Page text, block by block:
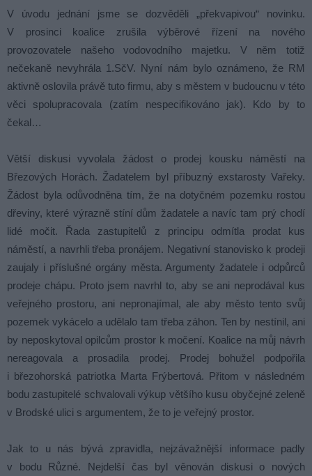
V úvodu jednání jsme se dozvěděli „překvapivou“ novinku.
V prosinci koalice zrušila výběrové řízení na nového
provozovatele našeho vodovodního majetku. V něm totiž
nečekaně nevyhrála 1.SčV. Nyní nám bylo oznámeno, že RM
aktivně oslovila právě tuto firmu, aby s městem v budoucnu v této
věci spolupracovala (zatím nespecifikováno jak). Kdo by to
čekal…
Větší diskusi vyvolala žádost o prodej kousku náměstí na
Březových Horách. Žadatelem byl příbuzný exstarosty Vařeky.
Žádost byla odůvodněna tím, že na dotyčném pozemku rostou
dřeviny, které výrazně stíní dům žadatele a navíc tam prý chodí
lidé močit. Řada zastupitelů z principu odmítla prodat kus
náměstí, a navrhli třeba pronájem. Negativní stanovisko k prodeji
zaujaly i příslušné orgány města. Argumenty žadatele i odpůrců
prodeje chápu. Proto jsem navrhl to, aby se ani neprodával kus
veřejného prostoru, ani nepronajímal, ale aby město tento svůj
pozemek vykácelo a udělalo tam třeba záhon. Ten by nestínil, ani
by neposkytoval opilcům prostor k močení. Koalice na můj návrh
nereagovala a prosadila prodej. Prodej bohužel podpořila
i březohorská patriotka Marta Frýbertová. Přitom v následném
bodu zastupitelé schvalovali výkup většího kusu obyčejné zeleně
v Brodské ulici s argumentem, že to je veřejný prostor.
Jak to u nás bývá zpravidla, nejzávažnější informace padly
v bodu Různé. Nejdelší čas byl věnován diskusi o nových